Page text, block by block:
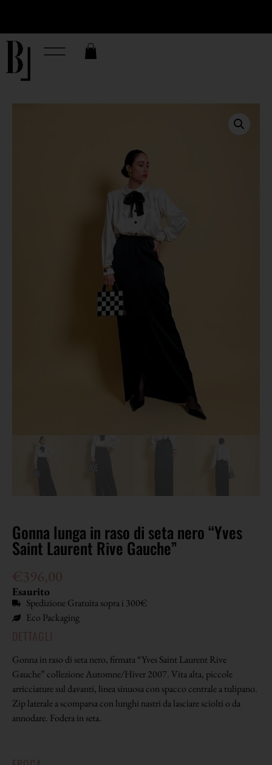
Gonna lunga in raso di seta nero “Yves
Saint Laurent Rive Gauche”
Esaurito
Spedizione Gratuita sopra i 300€
Eco Packaging
Gonna in raso di seta nero, firmata “Yves Saint Laurent Rive
Gauche” collezione Automne/Hiver 2007. Vita alta, piccole
arricciature sul davanti, linea sinuosa con spacco centrale a tulipano.
Zip laterale a scomparsa con lunghi nastri da lasciare sciolti o da
annodare. Fodera in seta.